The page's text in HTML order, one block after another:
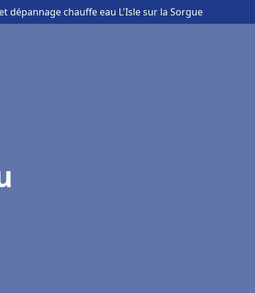
dépannage chauffe eau L'Isle sur la Sorgue